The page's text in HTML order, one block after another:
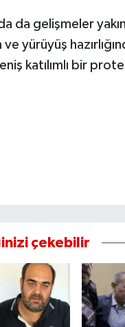
da gelişmeler
ve yürüyüş
katılımlı bir
çekebilir